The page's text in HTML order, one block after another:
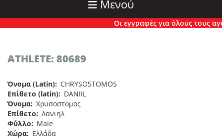
Μενού
Οι εγγραφές για όλους τους
ATHLETE: 80689
Όνομα (Latin)
CHRYSOSTOMOS
Επίθετο (latin)
DANIIL
Όνομα Χρυσοστομος
Επίθετο
Δανιηλ
Φύλλο
Male
Χώρα
Ελλάδα